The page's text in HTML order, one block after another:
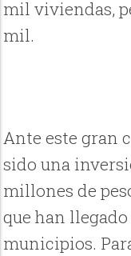
mil viviendas,
mil.
Ante este gran
sido una
millones de
que han llegado
municipios.